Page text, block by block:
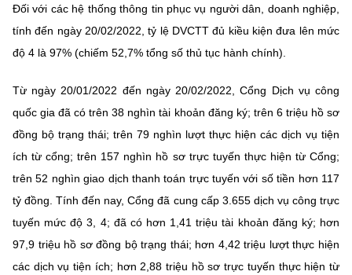
Đối với các hệ thống thông tin phục vụ người dân, doanh nghiệp,
tính đến ngày 20/02/2022, tỷ lệ DVCTT đủ kiều kiện đưa lên mức
độ 4 là 97% (chiếm 52,7% tổng số thủ tục hành chính).
Từ ngày 20/01/2022 đến ngày 20/02/2022, Cổng Dịch vụ công
quốc gia đã có trên 38 nghìn tài khoản đăng ký; trên 6 triệu hồ sơ
đồng bộ trạng thái; trên 79 nghìn lượt thực hiện các dịch vụ tiện
ích từ cổng; trên 157 nghìn hồ sơ trực tuyến thực hiện từ Cổng;
trên 52 nghìn giao dịch thanh toán trực tuyến với số tiền hơn 117
tỷ đồng. Tính đến nay, Cổng đã cung cấp 3.655 dịch vụ công trực
tuyến mức độ 3, 4; đã có hơn 1,41 triệu tài khoản đăng ký; hơn
97,9 triệu hồ sơ đồng bộ trạng thái; hơn 4,42 triệu lượt thực hiện
các dịch vụ tiện ích; hơn 2,88 triệu hồ sơ trực tuyến thực hiện từ